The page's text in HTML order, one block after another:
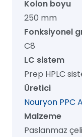
µm,
mm
250
mm,
1/pk
adet
Kolon boyu
250 mm
Fonksiyonel
C8
LC sistem
Prep HPLC
Üretici
Nouryon PPC
Malzeme
Paslanmaz